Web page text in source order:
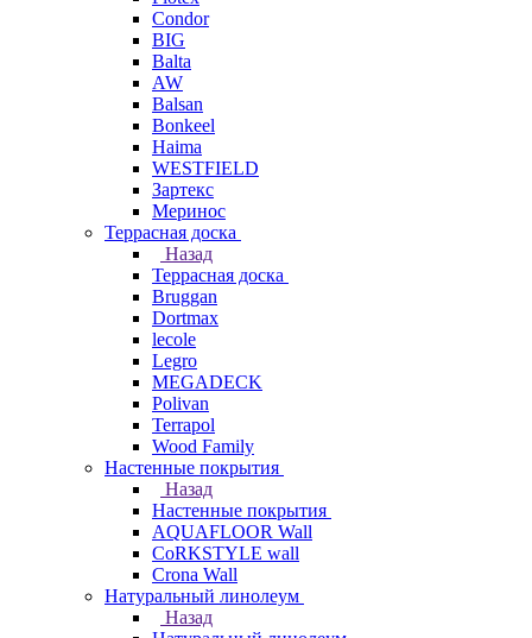
Condor
BIG
Balta
AW
Balsan
Bonkeel
Haima
WESTFIELD
Зартекс
Меринос
Террасная доска
Назад
Террасная доска
Bruggan
Dortmax
lecole
Legro
MEGADECK
Polivan
Terrapol
Wood Family
Настенные покрытия
Назад
Настенные покрытия
AQUAFLOOR Wall
CoRKSTYLE wall
Crona Wall
Натуральный линолеум
Назад